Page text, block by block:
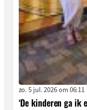
zo. 5 jul. 2026 om 06:11
‘De kinderen ga ik